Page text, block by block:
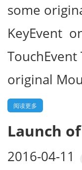
some
KeyEvent
original
阅读更多
Launch
2016-04-11